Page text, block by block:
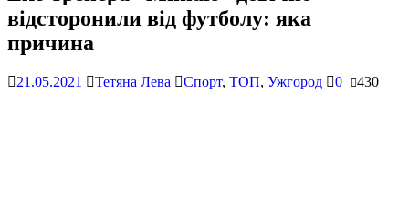
відсторонили від футболу: яка
причина
21.05.2021 Тетяна Лева Спорт, ТОП, Ужгород 0 430